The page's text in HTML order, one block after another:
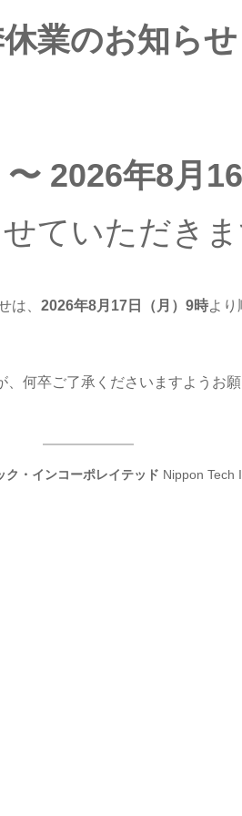
業のお知らせ
2026年8月16
ていただきま
は、 2026年8月17日（月 ）9時より
何卒ご了承くださいますようお願
ク・インコーポレイテッド Nippon Tech